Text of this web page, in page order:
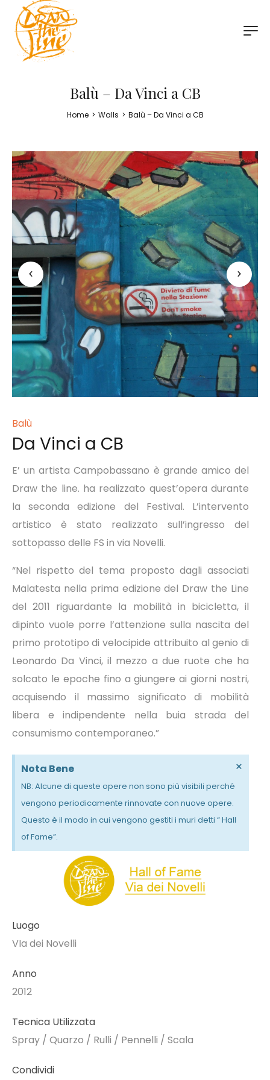
Balù – Da Vinci a CB
Home > Walls > Balù – Da Vinci a CB
Balù
Da Vinci a CB
E’ un artista Campobassano è grande amico del
Draw the line. ha realizzato quest’opera durante
la seconda edizione del Festival. L’intervento
artistico è stato realizzato sull’ingresso del
sottopasso delle FS in via Novelli.
“Nel rispetto del tema proposto dagli associati
Malatesta nella prima edizione del Draw the Line
del 2011 riguardante la mobilità in bicicletta, il
dipinto vuole porre l’attenzione sulla nascita del
primo prototipo di velocipide attribuito al genio di
Leonardo Da Vinci, il mezzo a due ruote che ha
solcato le epoche fino a giungere ai giorni nostri,
acquisendo il massimo significato di mobilità
libera e indipendente nella buia strada del
consumismo contemporaneo.”
Nota Bene
NB: Alcune di queste opere non sono più visibili perché
vengono periodicamente rinnovate con nuove opere.
Questo è il modo in cui vengono gestiti i muri detti “ Hall
of Fame”.
×
Luogo
VIa dei Novelli
Anno
2012
Tecnica Utilizzata
Spray / Quarzo / Rulli / Pennelli / Scala
Condividi